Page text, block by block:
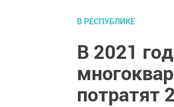
В РЕСПУБЛИКЕ
В 2021
потратят